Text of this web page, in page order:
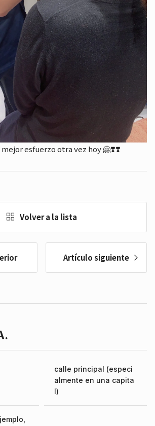
esfuerzo otra vez hoy 🤗❣️❣️
Volver a la lista
Artículo siguiente
calle principal (especi
almente en una capita
l)